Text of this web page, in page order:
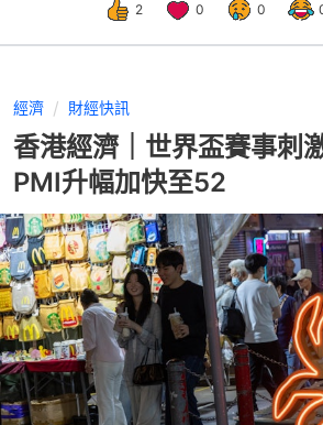
2 0 0
經濟 財經快訊
香港經濟｜世界盃賽事
PMI升幅加快至52